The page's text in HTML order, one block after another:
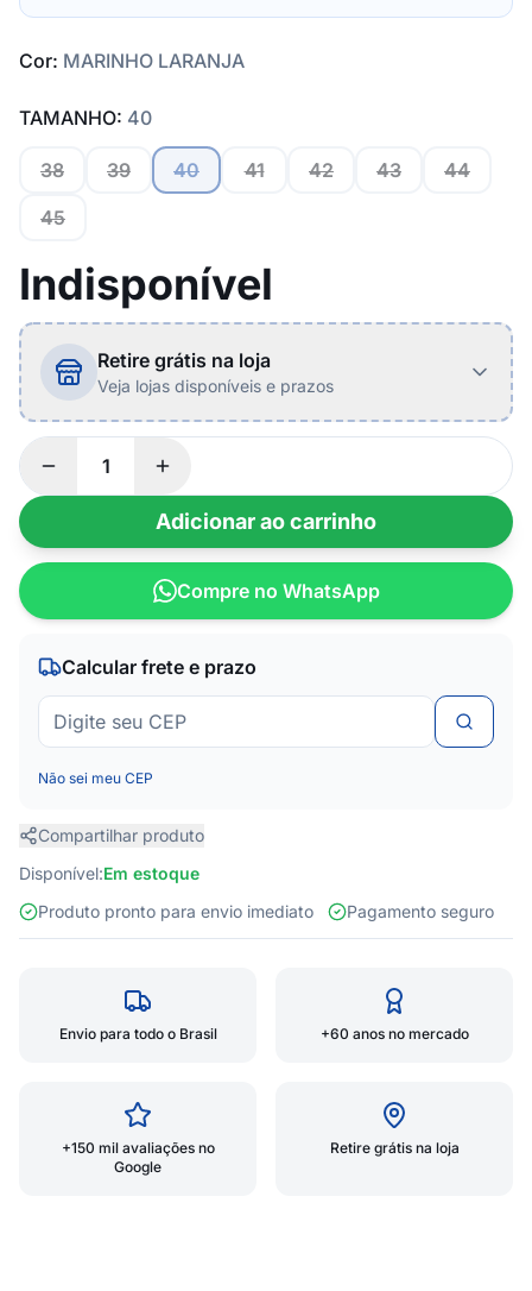
Cor: MARINHO LARANJA
TAMANHO: 40
38 39 40 41 42 43
44
45
Indisponível
Retire grátis na loja
Veja lojas disponíveis e prazos
Adicionar ao carrinho
Compre no WhatsApp
Calcular frete e prazo
Não sei meu CEP
Compartilhar produto
Disponível:Em estoque
Produto pronto para envio imediato
Pagamento seguro
Envio para todo o Brasil +60 anos no mercado
+150 mil avaliações no
Google
Retire grátis na loja